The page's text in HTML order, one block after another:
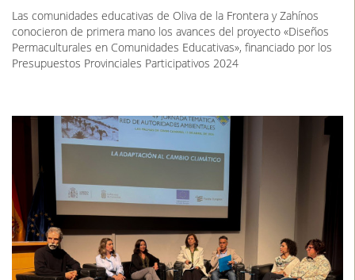
Las comunidades educativas de Oliva de la Frontera y Zahínos
conocieron de primera mano los avances del proyecto «Diseños
Permaculturales en Comunidades Educativas», financiado por los
Presupuestos Provinciales Participativos 2024